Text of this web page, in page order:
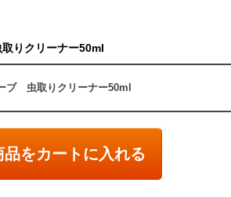
りクリーナー50ml
ブ 虫取りクリーナー50ml
品をカートに入れる